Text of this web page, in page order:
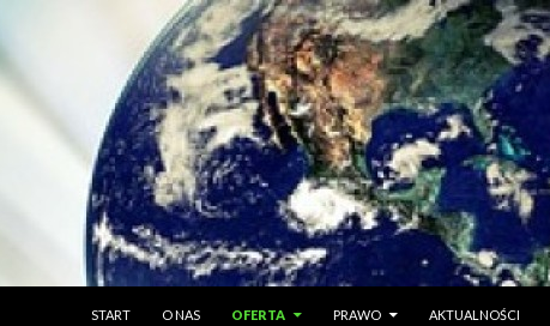
START
O NAS OFERTA PRAWO AKTUALNOŚCI